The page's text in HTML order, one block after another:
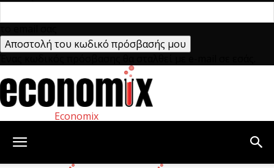
Economix